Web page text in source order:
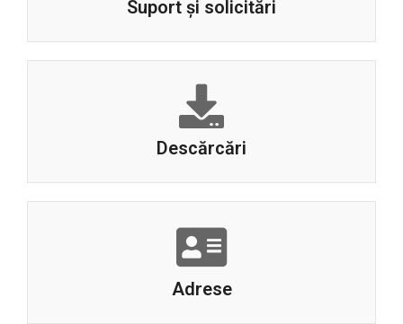
Suport și solicitări
Descărcări
Adrese